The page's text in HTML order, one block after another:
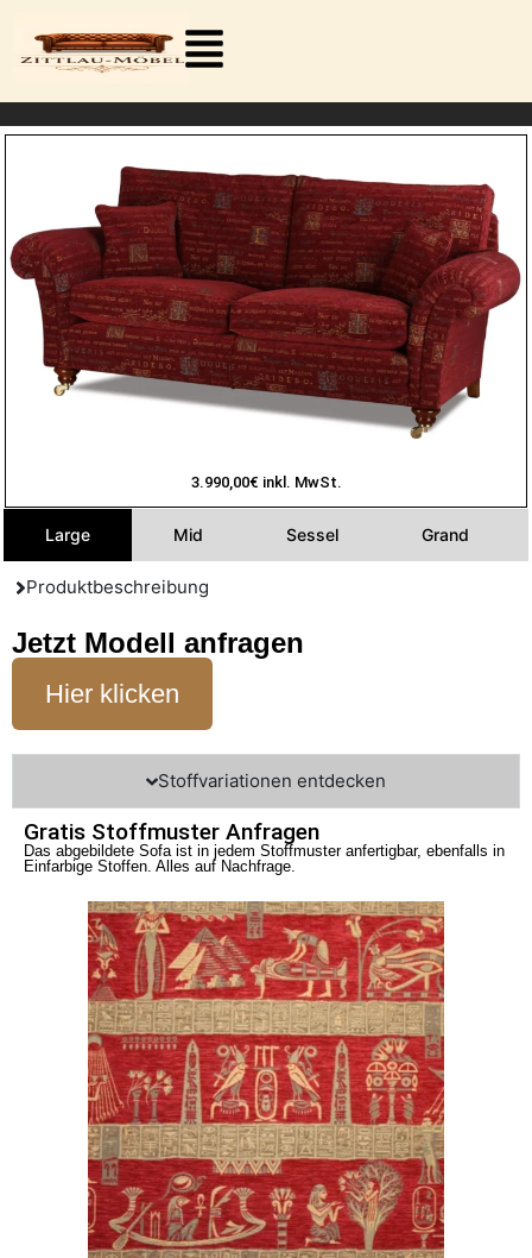
Inhalt
springen
Antikes Stoffsofa "Baxter" im Stoff Latina Ruby
Large Mid Sessel Grand
3.990,00€ inkl. MwSt.
Produktbeschreibung
Jetzt Modell anfragen
Hier klicken
Stoffvariationen entdecken
Gratis Stoffmuster Anfragen
Das abgebildete Sofa ist in jedem Stoffmuster anfertigbar, ebenfalls in
Einfarbige Stoffen. Alles auf Nachfrage.